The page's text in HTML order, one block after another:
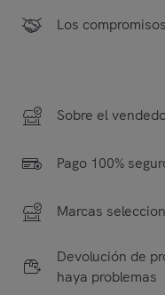
Los
Sobre el
Pago 100%
Marcas
Devolución de
haya problemas